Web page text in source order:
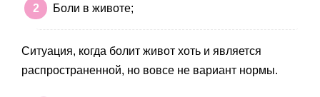
Боли в животе;
Ситуация, когда болит живот хоть и является
распространенной, но вовсе не вариант нормы.